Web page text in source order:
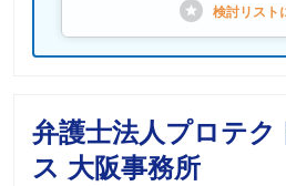
検討リスト
弁護士法人プロテク
ス 大阪事務所